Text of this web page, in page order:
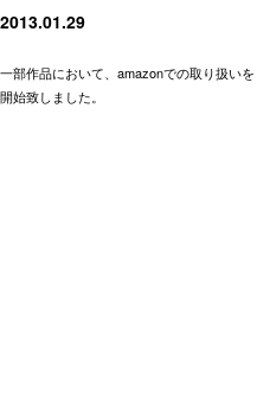
2013.01.29
一部作品において、amazonでの取り扱いを
開始致しました。